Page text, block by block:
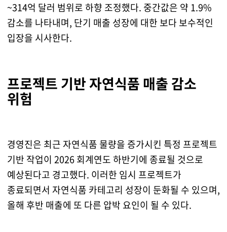
~314억 달러 범위로 하향 조정했다. 중간값은 약 1.9%
감소를 나타내며, 단기 매출 성장에 대한 보다 보수적인
입장을 시사한다.
프로젝트 기반 자연식품 매출 감소
위험
경영진은 최근 자연식품 물량을 증가시킨 특정 프로젝트
기반 작업이 2026 회계연도 하반기에 종료될 것으로
예상된다고 경고했다. 이러한 임시 프로젝트가
종료되면서 자연식품 카테고리 성장이 둔화될 수 있으며,
올해 후반 매출에 또 다른 압박 요인이 될 수 있다.